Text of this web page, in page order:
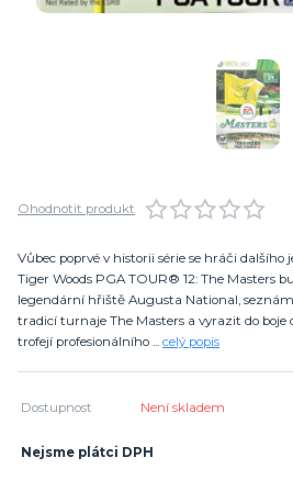
Ohodnotit produkt
Vůbec poprvé v historii série se hráči
Tiger Woods PGA TOUR® 12: The Masters
legendární hřiště Augusta National,
tradicí turnaje The Masters a vyrazit do boje
trofejí profesionálního ... celý popis
Dostupnost Není skladem
Nejsme plátci DPH